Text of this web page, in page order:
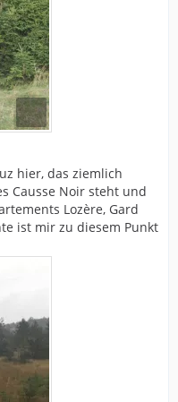
hier, das ziemlich
Causse Noir steht und
Lozère, Gard
ist mir zu diesem Punkt